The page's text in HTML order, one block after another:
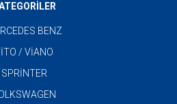
BENZ
/ VİANO
SPRİNTER